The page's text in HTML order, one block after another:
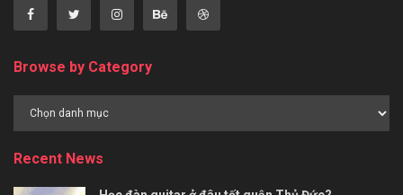
Browse by Category
Browse
Recent News